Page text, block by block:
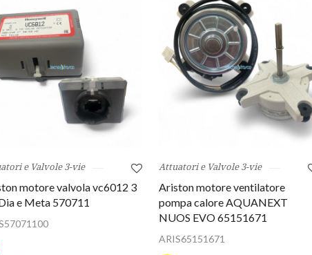
e Valvole 3-vie
motore valvola vc6012 3
e Meta 570711
Attuatori e Valvole 3-vie
Ariston motore ventilatore
pompa calore AQUANEXT
NUOS EVO 65151671
ARIS65151671